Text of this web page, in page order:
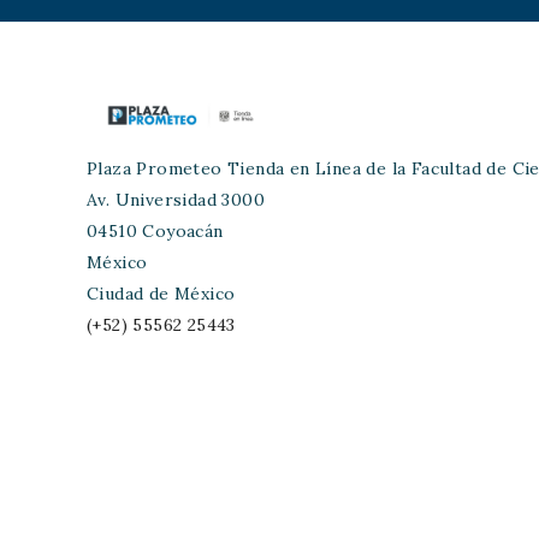
Plaza Prometeo Tienda en Línea de la Facultad de
Av. Universidad 3000
04510 Coyoacán
México
Ciudad de México
(+52) 55562 25443